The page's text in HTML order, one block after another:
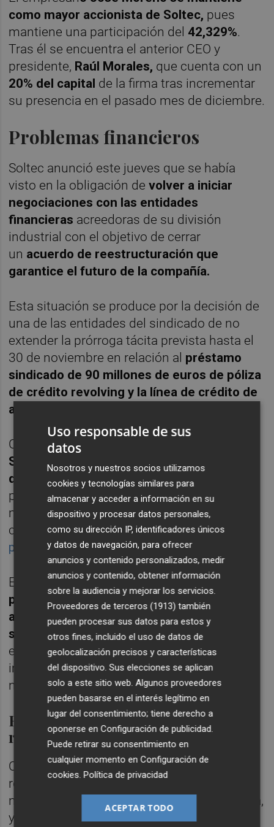
como mayor accionista de Soltec, pues
mantiene una participación del 42,329%.
Tras él se encuentra el anterior CEO y
presidente, Raúl Morales, que cuenta con un
20% del capital de la firma tras incrementar
su presencia en el pasado mes de diciembre.
Problemas financieros
Soltec anunció este jueves que se había
visto en la obligación de volver a iniciar
negociaciones con las entidades
financieras acreedoras de su división
industrial con el objetivo de cerrar
un acuerdo de reestructuración que
garantice el futuro de la compañía.
Esta situación se produce por la decisión de
una de las entidades del sindicado de no
extender la prórroga tácita prevista hasta el
30 de noviembre en relación al préstamo
sindicado de 90 millones de euros de póliza
de crédito revolving y la línea de crédito de
avales de 110 millones de euros.
Cabe recordar que
Soltec se encuentra contra las cuerdas
debido a este préstamo,pues este estaba
programado para vencer el pasado 31 de
mayo, y fue ese mismo día cuando la
compañía alcanzó un acuerdo para su
prórroga hasta este 30 de septiembre.
En cualquier caso,la compañía confía en
poder alcanzar con las entidades
acreedoras un acuerdo que resuelva la
situación actualy permita la correcta
ejecución de los planes de transformación e
impulso de la compañía sobre la base del
nuevo plan estratégico de la misma.
Retrasa la publicación de
resultados
Como argumento para no publicar sus
resultados, la compañía remarca la
necesidad de completar la revisión detallada,
y por tanto más exhaustiva que una revisión
Uso responsable de sus
datos
Nosotros y nuestros socios utilizamos
cookies y tecnologías similares para
almacenar y acceder a información en su
dispositivo y procesar datos personales,
como su dirección IP, identificadores únicos
y datos de navegación, para ofrecer
anuncios y contenido personalizados, medir
anuncios y contenido, obtener información
sobre la audiencia y mejorar los servicios.
Proveedores de terceros (1913) también
pueden procesar sus datos para estos y
otros fines, incluido el uso de datos de
geolocalización precisos y características
del dispositivo. Sus elecciones se aplican
solo a este sitio web. Algunos proveedores
pueden basarse en el interés legítimo en
lugar del consentimiento; tiene derecho a
oponerse enConfiguración de publicidad.
Puede retirar su consentimiento en
cualquier momento enConfiguración de
cookies.Política de privacidad
ACEPTAR TODO